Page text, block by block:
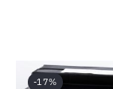
-17%